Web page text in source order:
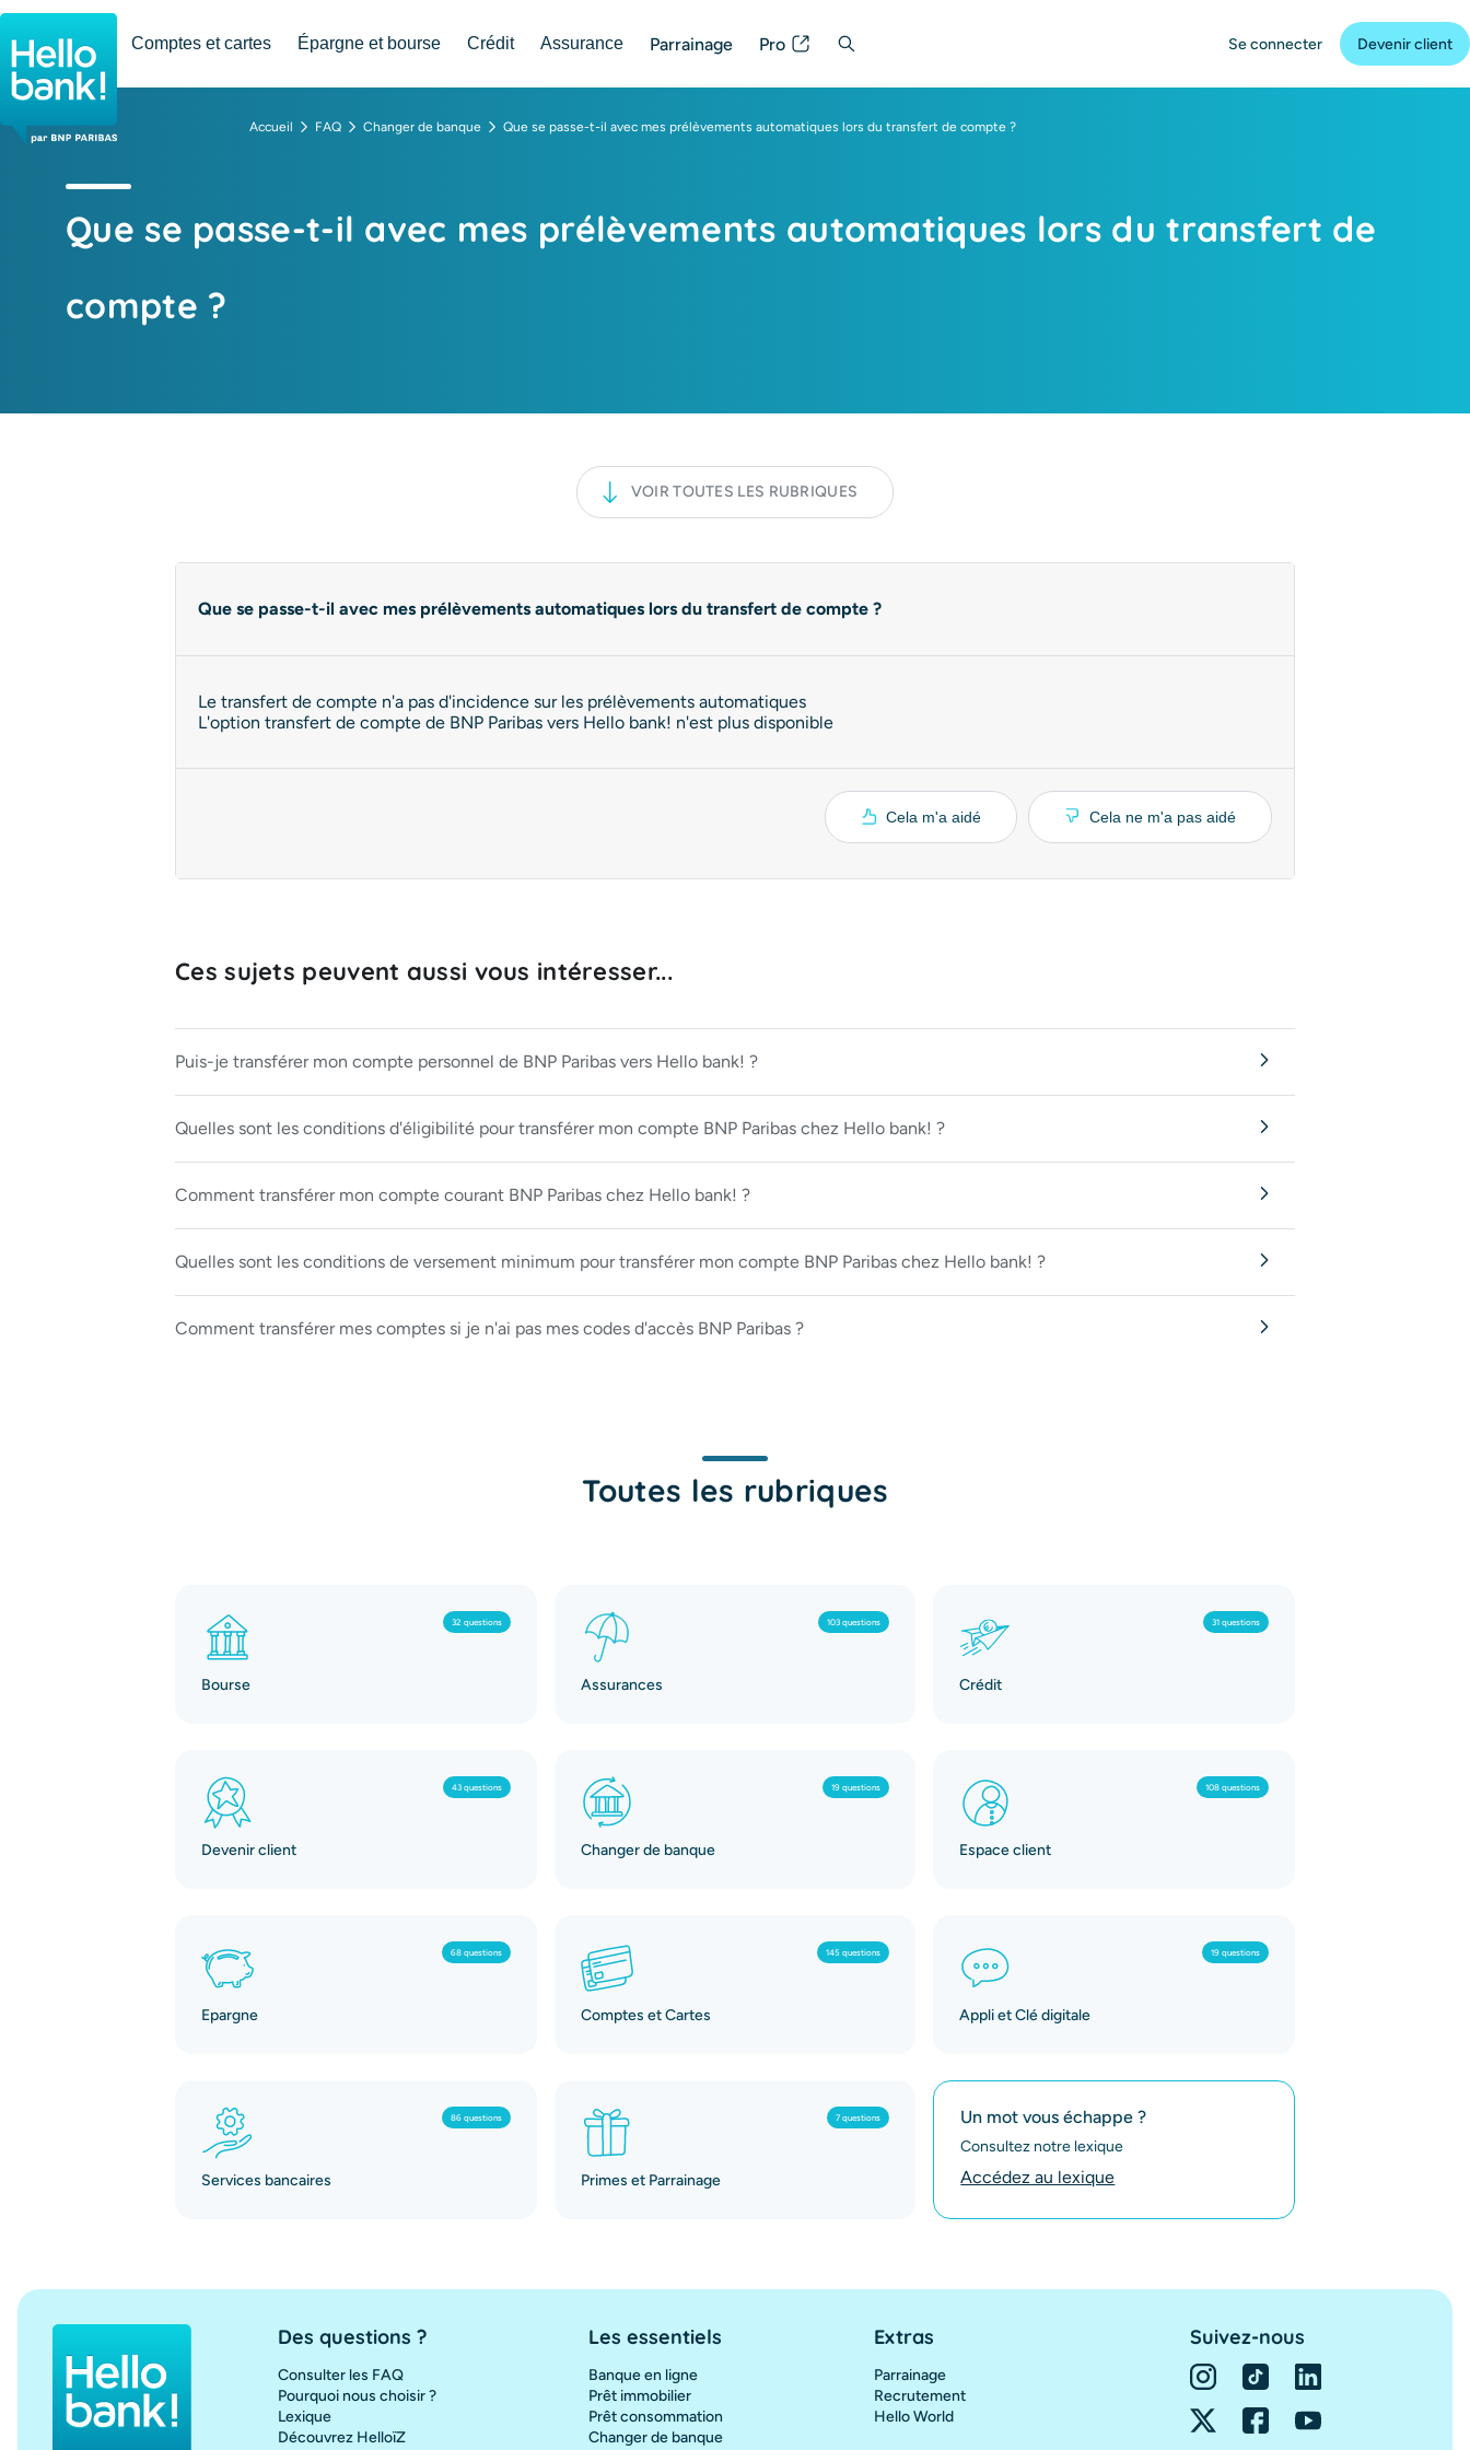
Hello bank! la banque en ligne de BNP Paribas
Comptes et cartes Épargne et bourse Crédit Assurance Parrainage Pro Posez votre question Se connecter Devenir client
Accueil FAQ Changer de banque Que se passe-t-il avec mes prélèvements automatiques lors du transfert de compte ?
Que se passe-t-il avec mes prélèvements automatiques lors du transfert de
compte ?
VOIR TOUTES LES RUBRIQUES
Que se passe-t-il avec mes prélèvements automatiques lors du transfert de compte ?
Le transfert de compte n'a pas d'incidence sur les prélèvements automatiques
L'option transfert de compte de BNP Paribas vers Hello bank! n'est plus disponible
Cela m'a aidé Cela ne m'a pas aidé
Ces sujets peuvent aussi vous intéresser...
Puis-je transférer mon compte personnel de BNP Paribas vers Hello bank! ?
Quelles sont les conditions d'éligibilité pour transférer mon compte BNP Paribas chez Hello bank! ?
Comment transférer mon compte courant BNP Paribas chez Hello bank! ?
Quelles sont les conditions de versement minimum pour transférer mon compte BNP Paribas chez Hello bank! ?
Comment transférer mes comptes si je n'ai pas mes codes d'accès BNP Paribas ?
Toutes les rubriques
32 questions
Bourse
103 questions
Assurances
31 questions
Crédit
43 questions
Devenir client
19 questions
Changer de banque
108 questions
Espace client
68 questions
Epargne
145 questions
Comptes et Cartes
19 questions
Appli et Clé digitale
86 questions
Services bancaires
7 questions
Primes et Parrainage
Un mot vous échappe ?
Consultez notre lexique
Accédez au lexique
Des questions ?
Consulter les FAQ
Pourquoi nous choisir ?
Lexique
Découvrez HelloïZ
Les essentiels
Banque en ligne
Prêt immobilier
Prêt consommation
Changer de banque
Extras
Parrainage
Recrutement
Hello World
Suivez-nous